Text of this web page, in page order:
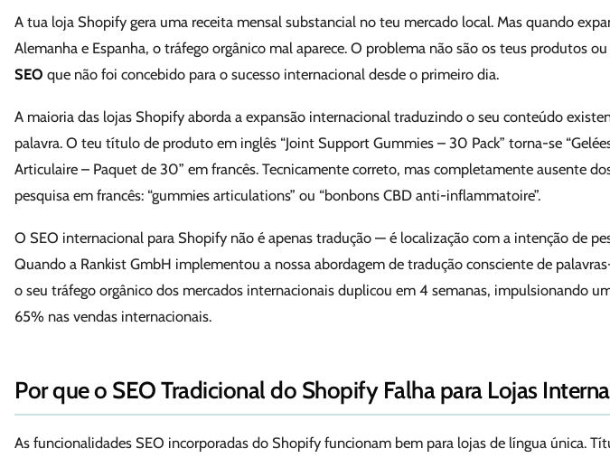
A tua loja Shopify gera uma receita mensal substancial no teu mercado local. Mas quando
Alemanha e Espanha, o tráfego orgânico mal aparece. O problema não são os teus produtos
SEO que não foi concebido para o sucesso internacional desde o primeiro dia.
A maioria das lojas Shopify aborda a expansão internacional traduzindo o seu conteúdo
palavra. O teu título de produto em inglês “Joint Support Gummies – 30 Pack” torna-se
Articulaire – Paquet de 30” em francês. Tecnicamente correto, mas completamente ausente
pesquisa em francês: “gummies articulations” ou “bonbons CBD anti-inflammatoire”.
O SEO internacional para Shopify não é apenas tradução — é localização com a intenção de
Quando a Rankist GmbH implementou a nossa abordagem de tradução consciente de
o seu tráfego orgânico dos mercados internacionais duplicou em 4 semanas, impulsionando
65% nas vendas internacionais.
Por que o SEO Tradicional do Shopify Falha para Lojas
As funcionalidades SEO incorporadas do Shopify funcionam bem para lojas de língua única.